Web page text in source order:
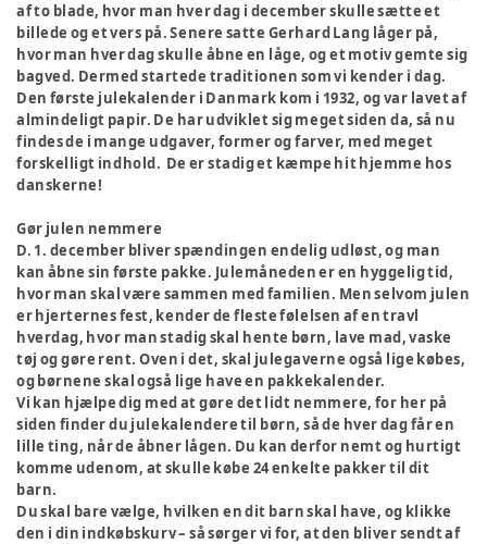
af to blade, hvor man hver dag i december skulle sætte et
billede og et vers på. Senere satte Gerhard Lang låger på,
hvor man hver dag skulle åbne en låge, og et motiv gemte sig
bagved. Dermed startede traditionen som vi kender i dag.
Den første julekalender i Danmark kom i 1932, og var lavet af
almindeligt papir. De har udviklet sig meget siden da, så nu
findes de i mange udgaver, former og farver, med meget
forskelligt indhold. De er stadig et kæmpe hit hjemme hos
danskerne!
Gør julen nemmere
D. 1. december bliver spændingen endelig udløst, og man
kan åbne sin første pakke. Julemåneden er en hyggelig tid,
hvor man skal være sammen med familien. Men selvom julen
er hjerternes fest, kender de fleste følelsen af en travl
hverdag, hvor man stadig skal hente børn, lave mad, vaske
tøj og gøre rent. Oven i det, skal julegaverne også lige købes,
og børnene skal også lige have en pakkekalender.
Vi kan hjælpe dig med at gøre det lidt nemmere, for her på
siden finder du julekalendere til børn, så de hver dag får en
lille ting, når de åbner lågen. Du kan derfor nemt og hurtigt
komme udenom, at skulle købe 24 enkelte pakker til dit
barn.
Du skal bare vælge, hvilken en dit barn skal have, og klikke
den i din indkøbskurv – så sørger vi for, at den bliver sendt af